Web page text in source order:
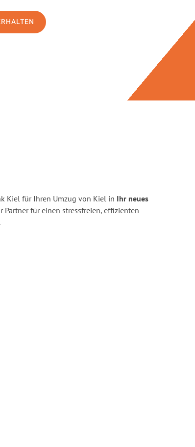
Kiel für Ihren Umzug von Kiel in Ihr neues
Partner für einen stressfreien, effizienten